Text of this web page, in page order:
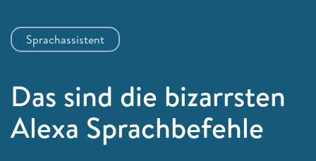
Sprachassistent
Das sind die bizarrsten
Alexa Sprachbefehle